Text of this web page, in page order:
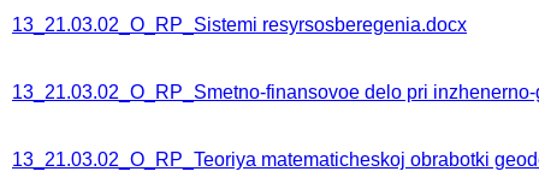
13_21.03.02_O_RP_Sistemi resyrsosberegenia.docx
13_21.03.02_O_RP_Smetno-finansovoe delo pri
13_21.03.02_O_RP_Teoriya matematicheskoj obrabotki